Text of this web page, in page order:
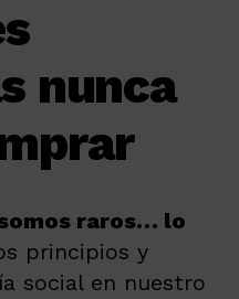
nunca
raros… lo
principios y
social en nuestro